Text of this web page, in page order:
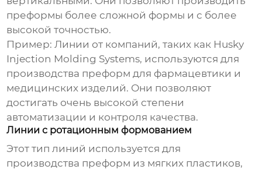
преформы более сложной формы и с более
высокой точностью.
Пример: Линии от компаний, таких как Husky
Injection Molding Systems, используются для
производства преформ для фармацевтики и
медицинских изделий. Они позволяют
достигать очень высокой степени
автоматизации и контроля качества.
Линии с ротационным формованием
Этот тип линий используется для
производства преформ из мягких пластиков,